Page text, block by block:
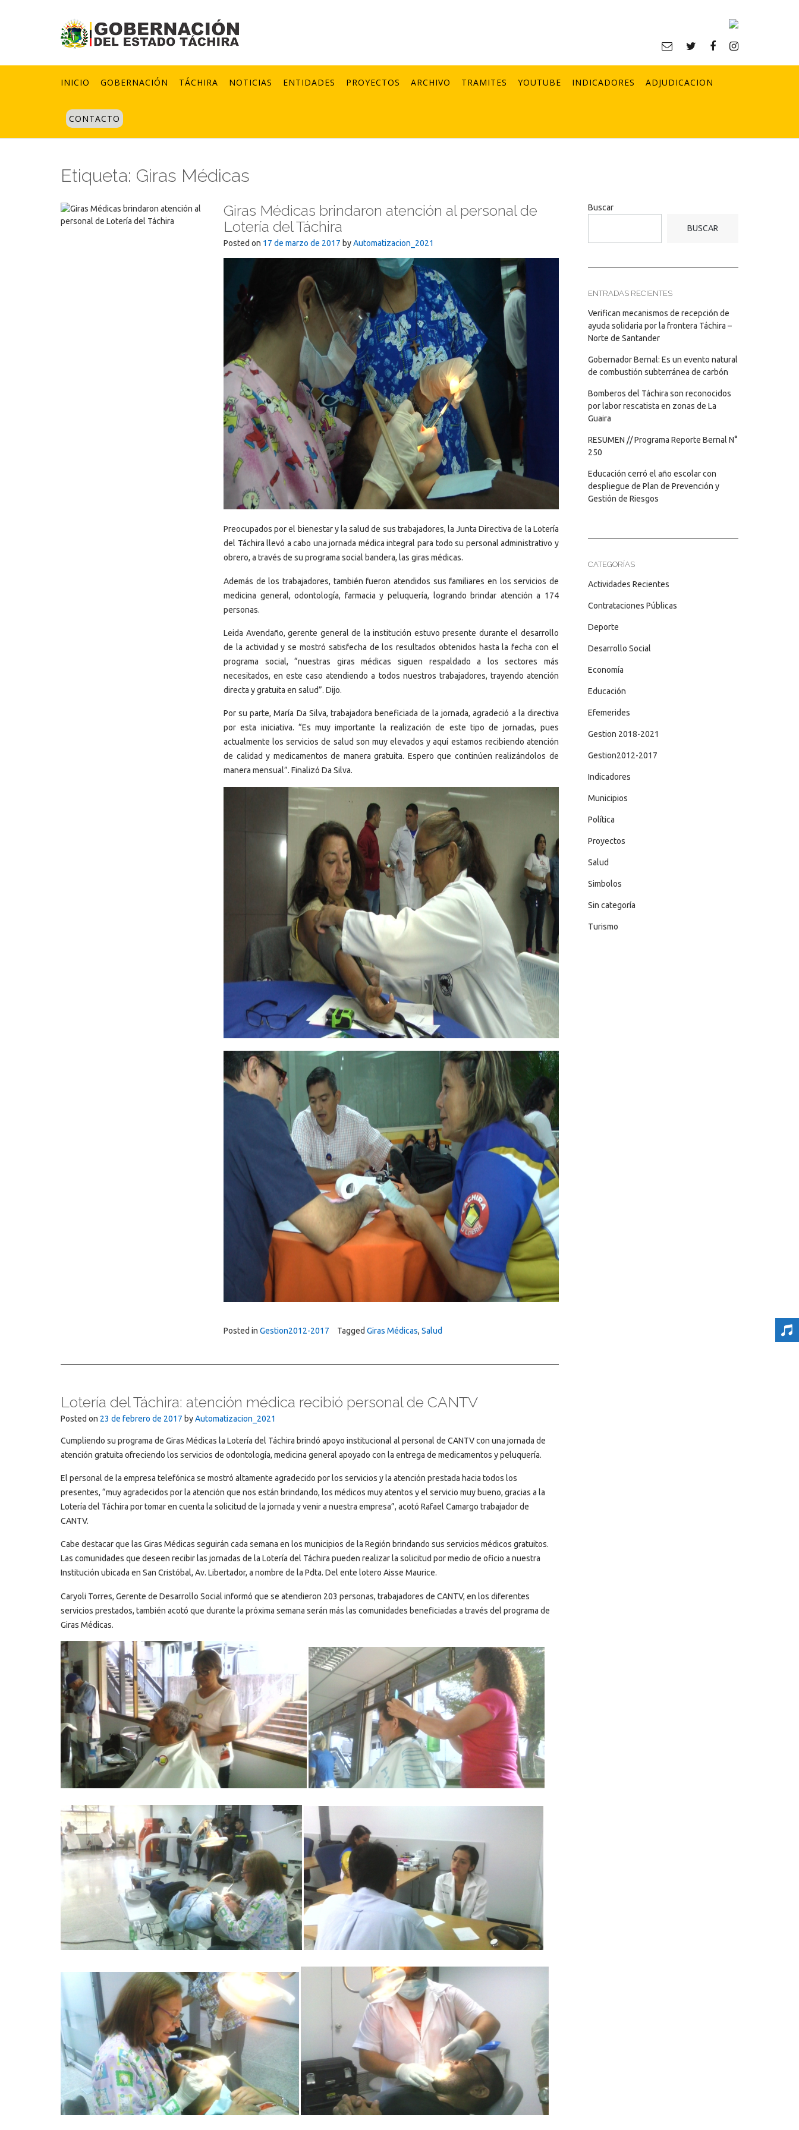
INICIO GOBERNACIÓN TÁCHIRA NOTICIAS ENTIDADES PROYECTOS ARCHIVO TRAMITES YOUTUBE INDICADORES ADJUDICACION
CONTACTO
Etiqueta: Giras Médicas
Giras Médicas brindaron atención al personal de
Lotería del Táchira
Posted on 17 de marzo de 2017 byAutomatizacion_2021
Preocupados por el bienestar y la salud de sus trabajadores, la Junta Directiva de la Lotería
del Táchira llevó a cabo una jornada médica integral para todo su personal administrativo y
obrero, a través de su programa social bandera, las giras médicas.
Además de los trabajadores, también fueron atendidos sus familiares en los servicios de
medicina general, odontología, farmacia y peluquería, logrando brindar atención a 174
personas.
Leida Avendaño, gerente general de la institución estuvo presente durante el desarrollo
de la actividad y se mostró satisfecha de los resultados obtenidos hasta la fecha con el
programa social, “nuestras giras médicas siguen respaldado a los sectores más
necesitados, en este caso atendiendo a todos nuestros trabajadores, trayendo atención
directa y gratuita en salud”. Dijo.
Por su parte, María Da Silva, trabajadora beneficiada de la jornada, agradeció a la directiva
por esta iniciativa. “Es muy importante la realización de este tipo de jornadas, pues
actualmente los servicios de salud son muy elevados y aquí estamos recibiendo atención
de calidad y medicamentos de manera gratuita. Espero que continúen realizándolos de
manera mensual”. Finalizó Da Silva.
Posted in Gestion2012-2017 Tagged Giras Médicas, Salud
Lotería del Táchira: atención médica recibió personal de CANTV
Posted on 23 de febrero de 2017 byAutomatizacion_2021
Cumpliendo su programa de Giras Médicas la Lotería del Táchira brindó apoyo institucional al personal de CANTV con una jornada de
atención gratuita ofreciendo los servicios de odontología, medicina general apoyado con la entrega de medicamentos y peluquería.
El personal de la empresa telefónica se mostró altamente agradecido por los servicios y la atención prestada hacia todos los
presentes, “muy agradecidos por la atención que nos están brindando, los médicos muy atentos y el servicio muy bueno, gracias a la
Lotería del Táchira por tomar en cuenta la solicitud de la jornada y venir a nuestra empresa”, acotó Rafael Camargo trabajador de
CANTV.
Cabe destacar que las Giras Médicas seguirán cada semana en los municipios de la Región brindando sus servicios médicos gratuitos.
Las comunidades que deseen recibir las jornadas de la Lotería del Táchira pueden realizar la solicitud por medio de oficio a nuestra
Institución ubicada en San Cristóbal, Av. Libertador, a nombre de la Pdta. Del ente lotero Aisse Maurice.
Caryoli Torres, Gerente de Desarrollo Social informó que se atendieron 203 personas, trabajadores de CANTV, en los diferentes
servicios prestados, también acotó que durante la próxima semana serán más las comunidades beneficiadas a través del programa de
Giras Médicas.
Buscar
BUSCAR
ENTRADAS RECIENTES
Verifican mecanismos de recepción de
ayuda solidaria por la frontera Táchira –
Norte de Santander
Gobernador Bernal: Es un evento natural
de combustión subterránea de carbón
Bomberos del Táchira son reconocidos
por labor rescatista en zonas de La
Guaira
RESUMEN // Programa Reporte Bernal N°
250
Educación cerró el año escolar con
despliegue de Plan de Prevención y
Gestión de Riesgos
CATEGORÍAS
Actividades Recientes
Contrataciones Públicas
Deporte
Desarrollo Social
Economía
Educación
Efemerides
Gestion 2018-2021
Gestion2012-2017
Indicadores
Municipios
Política
Proyectos
Salud
Simbolos
Sin categoría
Turismo